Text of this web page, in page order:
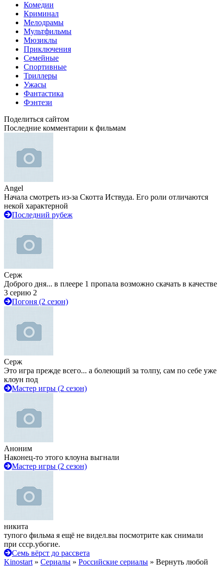
Комедии
Криминал
Мелодрамы
Мультфильмы
Мюзиклы
Приключения
Семейные
Спортивные
Триллеры
Ужасы
Фантастика
Фэнтези
Поделиться сайтом
Последние комментарии к фильмам
Angel
Начала смотреть из-за Скотта Иствуда. Его роли отличаются
некой характерной
Последний рубеж
Серж
Доброго дня... в плеере 1 пропала возможно скачать в качестве
3 серию 2
Погоня (2 сезон)
Серж
Это игра прежде всего... а болеющий за толпу, сам по себе уже
клоун под
Мастер игры (2 сезон)
Аноним
Наконец-то этого клоуна выгнали
Мастер игры (2 сезон)
никита
тупого фильма я ещё не видел.вы посмотрите как снимали
при ссср.убогие.
Семь вёрст до рассвета
Kinostart » Сериалы » Российские сериалы » Вернуть любой